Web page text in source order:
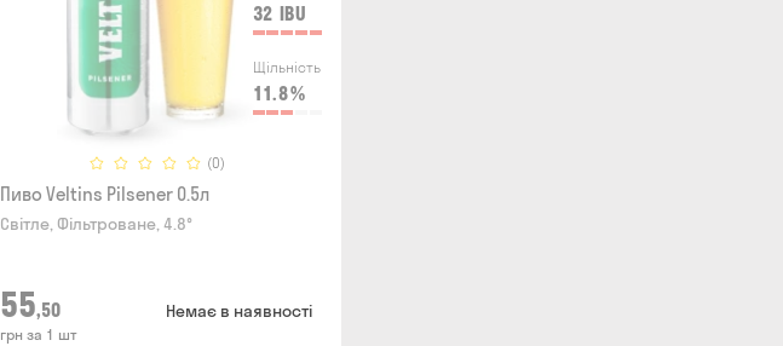
32 IBU
Щільність
11.8%
(0)
Пиво Veltins Pilsener 0.5л
Світле, Фільтроване, 4.8°
55,50
грн за 1 шт
Немає в наявності